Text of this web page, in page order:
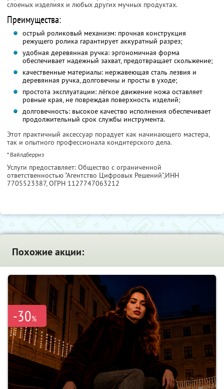
слоеных изделиях и любых других мучных продуктах.
Преимущества:
острый роликовый механизм: прочная конструкция
режущего ролика гарантирует аккуратный разрез;
удобная деревянная ручка: эргономичная форма
обеспечивает надежный захват, предотвращает скольжение;
качественные материалы: нержавеющая сталь лезвия и
деревянная ручка, долговечны и просты в уходе;
простота эксплуатации: лёгкое движение ножа оставляет
ровные края, не повреждая поверхность изделий;
долговечность: высокое качество исполнения обеспечивает
продолжительный срок службы инструмента.
Этот практичный аксессуар порадует как начинающего мастера,
так и опытного профессионала кондитерского дела.
* Вайлдберриз
Услуги предоставляет: Общество с ограниченной
ответственностью "Агентство Цифровых Решений",ИНН
7705523387, ОГРН 1127747063212
Похожие акции:
-30%